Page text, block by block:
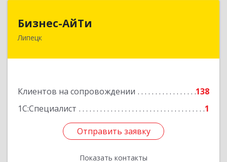
Бизнес-АйТи
Липецк
Клиентов на сопровождении
138
1С:Специалист
1
Отправить заявку
Показать контакты
398008, Липецкая обл, Липецк г, 50 лет НЛМК
Отправить заявку
Назад